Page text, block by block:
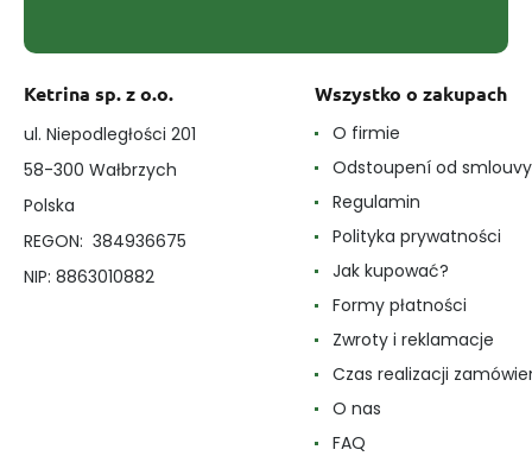
Ketrina sp. z o.o.
ul. Niepodległości 201
58-300 Wałbrzych
Polska
REGON: 384936675
NIP: 8863010882
Wszystko o zakupach
O firmie
Odstoupení od smlouvy
Regulamin
Polityka prywatności
Jak kupować?
Formy płatności
Zwroty i reklamacje
Czas realizacji
O nas
FAQ